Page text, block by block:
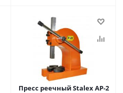
Пресс реечный Stalex AP-2